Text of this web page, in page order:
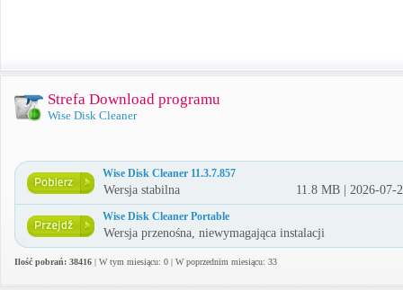
Strefa Download programu
Wise Disk Cleaner
Wise Disk Cleaner 11.3.7.857
Wersja stabilna 11.8 MB | 2026-07-
Wise Disk Cleaner Portable
Wersja przenośna, niewymagająca instalacji
Ilość pobrań: 38416 | W tym miesiącu: 0 | W poprzednim miesiącu: 33